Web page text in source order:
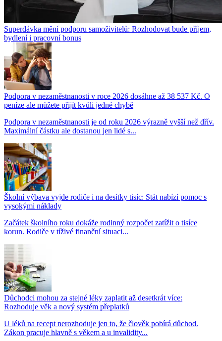
Superdávka mění podporu samoživitelů: Rozhodovat bude příjem,
bydlení i pracovní bonus
Podpora v nezaměstnanosti v roce 2026 dosáhne až 38 537 Kč. O
peníze ale můžete přijít kvůli jedné chybě
Podpora v nezaměstnanosti je od roku 2026 výrazně vyšší než dřív.
Maximální částku ale dostanou jen lidé s...
Školní výbava vyjde rodiče i na desítky tisíc: Stát nabízí pomoc s
vysokými náklady
Začátek školního roku dokáže rodinný rozpočet zatížit o tisíce
korun. Rodiče v tíživé finanční situaci...
Důchodci mohou za stejné léky zaplatit až desetkrát více:
Rozhoduje věk a nový systém přeplatků
U léků na recept nerozhoduje jen to, že člověk pobírá důchod.
Zákon pracuje hlavně s věkem a u invalidity...